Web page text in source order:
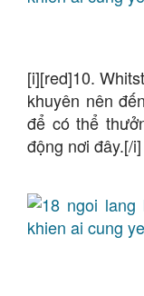
[i][red]10.
khuyên nên
để có thể
động nơi đây.[/i]